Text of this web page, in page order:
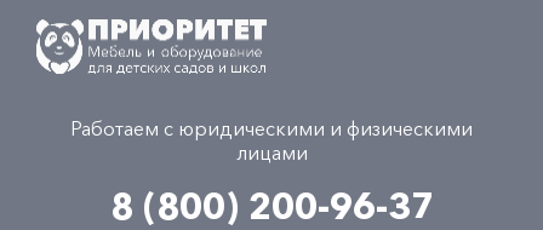
Работаем с юридическими и физическими
лицами
8 (800) 200-96-37